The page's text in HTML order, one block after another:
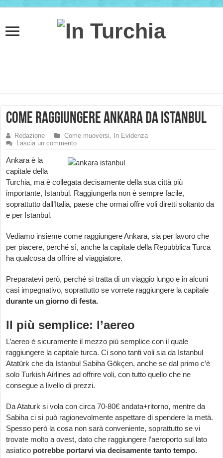
Come raggiungere Ankara da Istanbul
Redazione Come muoversi,
In Evidenza
Lascia un commento
Ankara è la
capitale della
Turchia, ma è collegata decisamente della sua città più
importante, Istanbul. Raggiungerla non è sempre facile,
soprattutto dall’Italia, paese che ormai offre voli diretti soltanto da
e per Istanbul.
Vediamo insieme come raggiungere Ankara, sia per lavoro che
per piacere, perché sì, anche la capitale della Repubblica Turca
ha qualcosa da offrire al viaggiatore.
Preparatevi però, perché si tratta di un viaggio lungo e in alcuni
casi impegnativo, soprattutto se vorrete raggiungere la capitale
durante un giorno di festa.
Il più semplice: l’aereo
L’aereo è sicuramente il mezzo più semplice con il quale
raggiungere la capitale turca. Ci sono tanti voli sia da Istanbul
Atatürk che da Istanbul Sabiha Gökçen, anche se dal primo c’è
solo Turkish Airlines ad offrire voli, con tutto quello che ne
consegue a livello di prezzi.
Da Ataturk si vola con circa 70-80€ andata+ritorno, mentre da
Sabiha ci si può ragionevolmente aspettare di spendere la metà.
Spesso però la cosa non sarà conveniente, soprattutto se vi
trovate molto a ovest, dato che raggiungere l’aeroporto sul lato
asiatico potrebbe portarvi via decisamente tanto tempo.